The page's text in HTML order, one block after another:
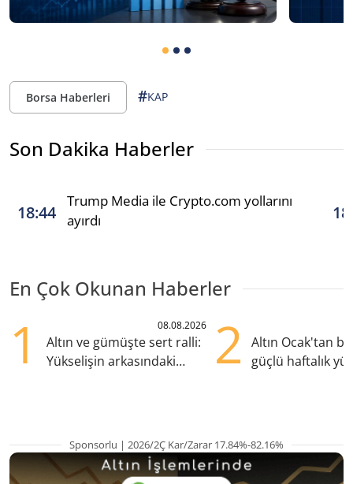
Borsa Haberleri #KAP
Son Dakika Haberler
18:44
Trump Media ile Crypto.com yollarını
ayırdı
En Çok Okunan Haberler
1 08.08.2026
Altın ve gümüşte sert ralli:
Yükselişin arkasındaki
2
Altın Ocak'tan
güçlü haftalık
Sponsorlu | 2026/2Ç Kar/Zarar 17.84%-82.16%